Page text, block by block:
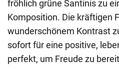
fröhlich grüne Santinis zu
Komposition. Die kräftigen
wunderschönem Kontrast
sofort für eine positive,
perfekt, um Freude zu